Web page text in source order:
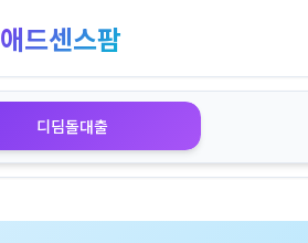
애드센스팜
디딤돌대출